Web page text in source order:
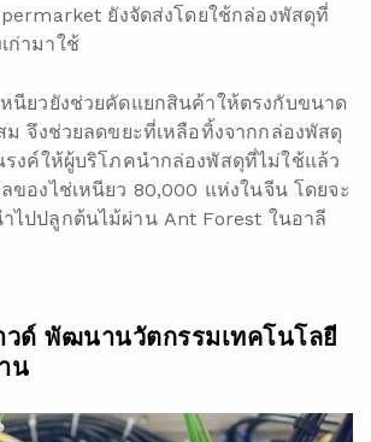
ยังจัดส่งโดยใช้กล่องพัสดุที่
ก่ามาใช้
นียวยังช่วยคัดแยกสินค้าให้ตรงกับขนาด
ม จึงช่วยลดขยะที่เหลือทิ้งจากกล่องพัสดุ
รงค์ให้ผู้บริโภคนำกล่องพัสดุที่ไม่ใช้แล้ว
ของไช่เหนียว 80,000 แห่งในจีน โดยจะ
ไปปลูกต้นไม้ผ่าน Ant Forest ในอาลี
วด์ พัฒนานวัตกรรมเทคโนโลยี
น